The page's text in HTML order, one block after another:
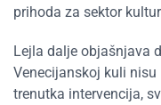
prihoda za sektor
Lejla dalje objašnjava
Venecijanskoj kuli
trenutka intervencija,